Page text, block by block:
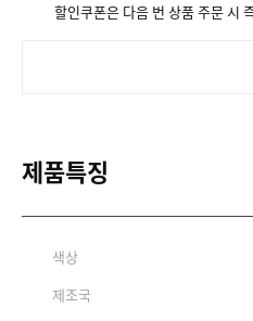
할인쿠폰은 다음 번 상품 주문 시
제품특징
색상
제조국